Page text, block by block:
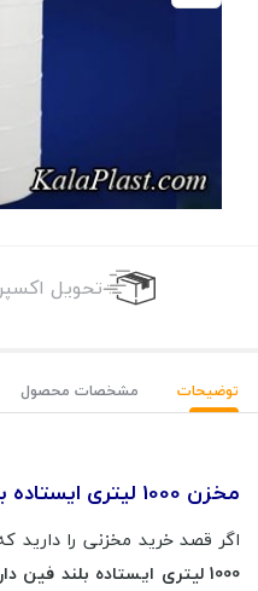
تحویل
توضیحات مشخصات محصول
مخزن 1000 لیتری ایستاده بلند فین دار سه لایه طبرستان
اگر قصد خرید مخزنی را
1000 لیتری ایستاده بلند فین دار سه لایه طبرستان